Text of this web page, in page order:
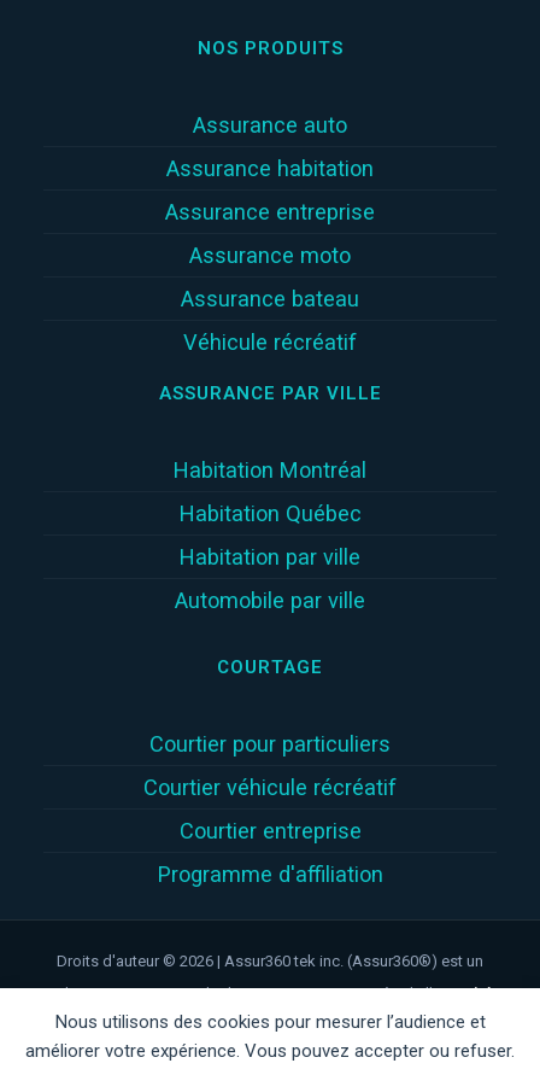
Nous utilisons des cookies pour mesurer l’audience et
améliorer votre expérience. Vous pouvez accepter ou refuser.
NOS PRODUITS
Assurance auto
Assurance habitation
Assurance entreprise
Assurance moto
Assurance bateau
Véhicule récréatif
ASSURANCE PAR VILLE
Habitation Montréal
Habitation Québec
Habitation par ville
Automobile par ville
COURTAGE
Courtier pour particuliers
Courtier véhicule récréatif
Courtier entreprise
Programme d'affiliation
Droits d'auteur © 2026 | Assur360 tek inc. (Assur360®) est un
cabinet en assurance de dommages inscrit auprès de l'Autorité
des marchés financiers(AMF )au Québec, numéro de client
AMF : 3003429353 | Assur360® est une marque déposée au